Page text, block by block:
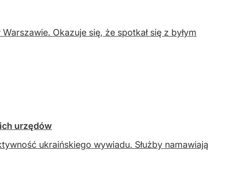
Okazuje się, że spotkał się z byłym
urzędów
ukraińskiego wywiadu. Służby namawiają